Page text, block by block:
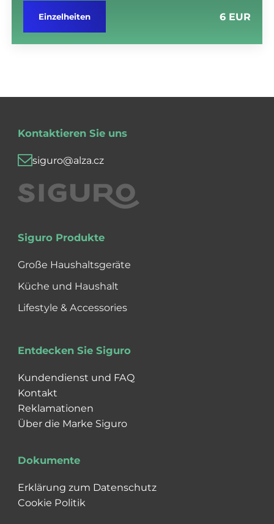
Einzelheiten 6 EUR
Kontaktieren Sie uns
siguro@alza.cz
Siguro Produkte
Große Haushaltsgeräte
Küche und Haushalt
Lifestyle & Accessories
Entdecken Sie Siguro
Kundendienst und FAQ
Kontakt
Reklamationen
Über die Marke Siguro
Dokumente
Erklärung zum Datenschutz
Cookie Politik